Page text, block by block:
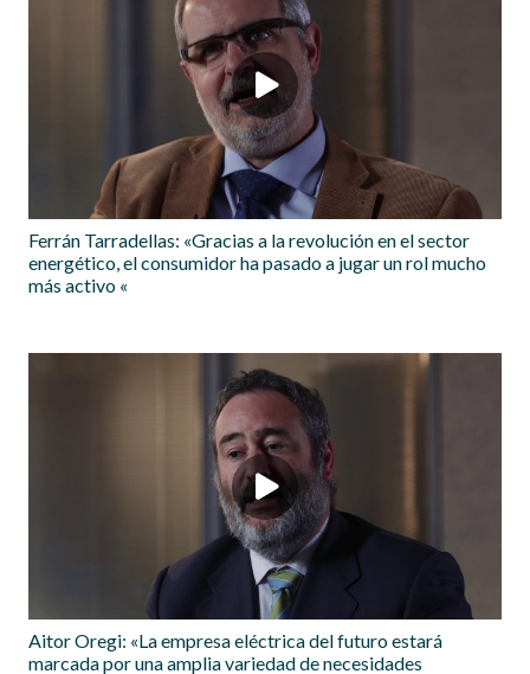
Ferrán Tarradellas: «Gracias a la revolución en el sector
energético, el consumidor ha pasado a jugar un rol mucho
más activo «
Aitor Oregi: «La empresa eléctrica del futuro estará
marcada por una amplia variedad de necesidades